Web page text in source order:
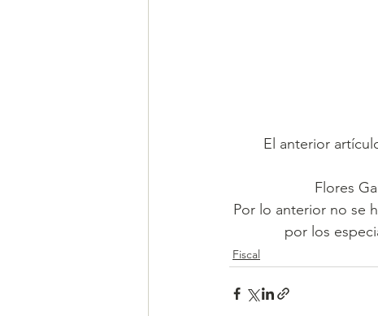
El anterior
Flores
Por lo anterior no se
por los
Fiscal